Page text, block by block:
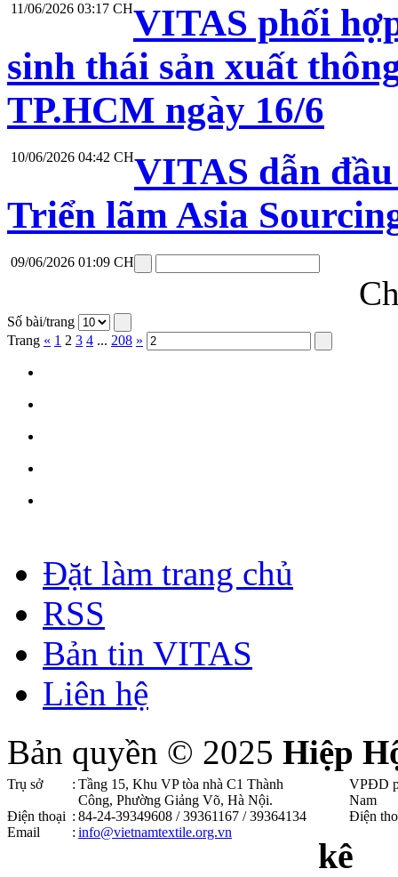
11/06/2026 03:17 CHVITAS phối
sinh thái sản xuất
TP.HCM ngày 16/6
10/06/2026 04:42 CHVITAS dẫn
Triển lãm Asia
09/06/2026 01:09 CH
Số bài/trang
Trang « 1 2 3 4 ... 208 »
Đặt làm trang chủ
RSS
Bản tin VITAS
Liên hệ
Bản quyền © 2025 Hiệp
Trụ sở : Tầng 15, Khu VP tòa nhà C1 Thành
Công, Phường Giảng Võ, Hà Nội .
Điện thoại : 84-24-39349608 / 39361167 / 39364134
Email
: info@vietnamtextile.org.vn
VPĐD
Nam
Điện
kê